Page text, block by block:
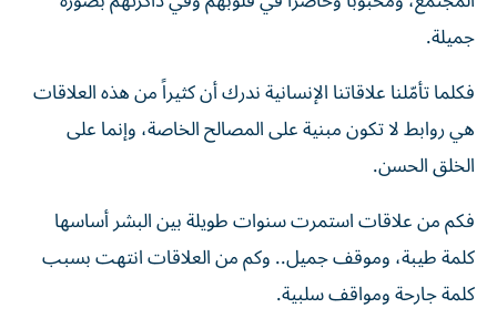
جميلة.
فكلما تأمّلنا علاقاتنا الإنسانية ندرك أن كثيراً من هذه العلاقات
هي روابط لا تكون مبنية على المصالح الخاصة، وإنما على
الخلق الحسن.
فكم من علاقات استمرت سنوات طويلة بين البشر أساسها
كلمة طيبة، وموقف جميل.. وكم من العلاقات انتهت بسبب
كلمة جارحة ومواقف سلبية.